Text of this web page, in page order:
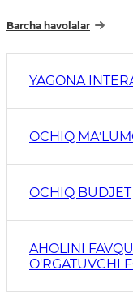
Barcha havolalar
YAGONA
OCHIQ
OCHIQ BUDJET
AHOLINI
O'RGATUVCHI